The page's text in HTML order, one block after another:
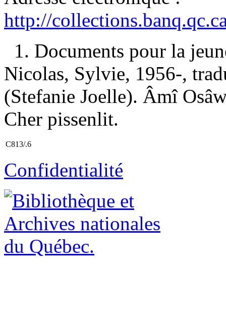
http://
1. Documents pour la
Nicolas, Sylvie, 1956-,
(Stefanie Joelle). Âmî
Cher pissenlit.
C813/.6
Confidentialité